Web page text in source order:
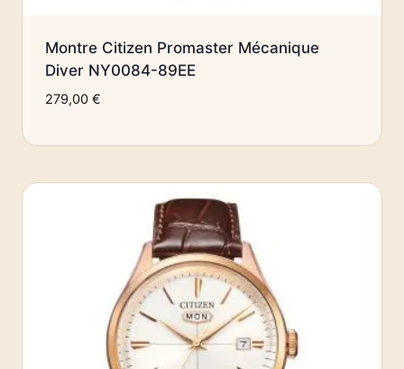
Montre Citizen Promaster Mécanique
Diver NY0084-89EE
279,00 €